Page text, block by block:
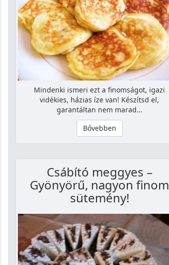
Mindenki ismeri ezt a finomságot, igazi
vidékies, házias íze van! Készítsd el,
garantáltan nem marad…
Bővebben
Csábító meggyes –
Gyönyörű, nagyon finom
sütemény!